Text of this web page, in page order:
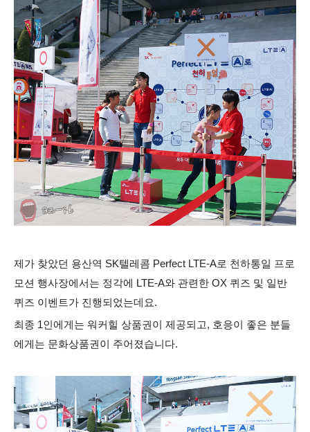
제가 찾았던 용산역 SK텔레콤 Perfect LTE-A로 천하통일 프로
모션 행사장에서는 정각에 LTE-A와 관련한 OX 퀴즈 및 일반
퀴즈 이벤트가 진행되었는데요.
최종 1인에게는 워커힐 상품권이 제공되고, 호응이 좋은 분들
에게는 문화상품권이 주어졌습니다.